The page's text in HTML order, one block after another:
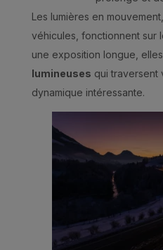
Les lumières en
véhicules, fonctionnent sur
une exposition longue, elles
lumineuses qui traversent
dynamique intéressante.